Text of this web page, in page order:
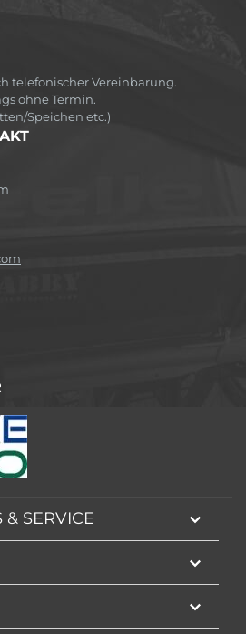
telefonischer Vereinbarung.
ohne Termin.
Speichen etc.)
& SERVICE